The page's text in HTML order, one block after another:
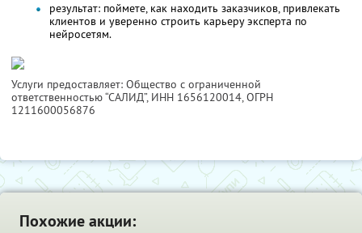
результат: поймете, как находить заказчиков, привлекать
клиентов и уверенно строить карьеру эксперта по
нейросетям.
Услуги предоставляет: Общество с ограниченной
ответственностью “САЛИД”, ИНН 1656120014, ОГРН
1211600056876
Похожие акции: